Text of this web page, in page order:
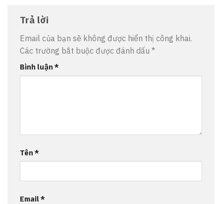
Trả lời
Email của bạn sẽ không được hiển thị công khai.
Các trường bắt buộc được đánh dấu *
Bình luận *
Tên *
Email*